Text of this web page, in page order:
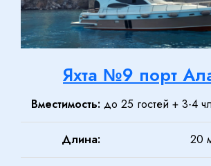
Яхта №9 порт
Вместимость: до 25 гостей + 3-4
Длина: 20